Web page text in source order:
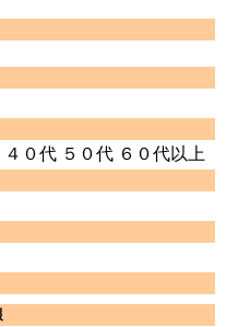
０代 ５０代 ６０代以上